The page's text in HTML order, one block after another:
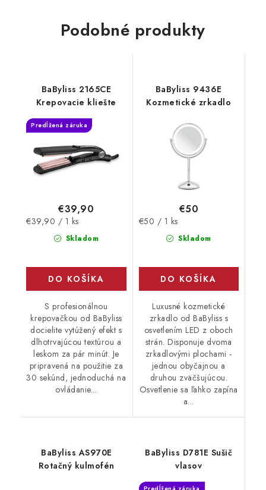
Podobné produkty
BaByliss 2165CE
Krepovacie kliešte
Predĺžená záruka
Skladom
€39,90
Jednotková
€39,90 / 1 ks
DO KOŠÍKA
S profesionálnou
krepovačkou od BaByliss
docielite vytúžený efekt s
dlhotrvajúcou textúrou a
leskom za pár minút. Je
pripravená na použitie za
30 sekúnd, jednoduchá na
ovládanie...
BaByliss 9436E
Kozmetické zrkadlo
Skladom
€50
Jednotková
€50 / 1 ks
DO KOŠÍKA
Luxusné kozmetické
zrkadlo od BaByliss s
osvetlením LED z oboch
strán. Disponuje dvoma
zrkadlovými plochami -
jednou obyčajnou a
druhou zväčšujúcou.
Osvetlenie sa ľahko zapína
a...
BaByliss AS970E
Rotačný kulmofén
BaByliss D781E Sušič
vlasov